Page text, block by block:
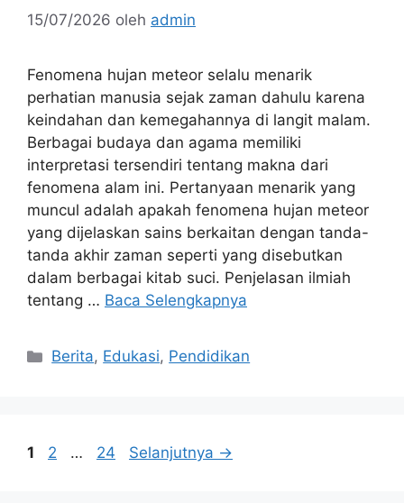
15/07/2026 oleh admin
Fenomena hujan meteor selalu menarik
perhatian manusia sejak zaman dahulu karena
keindahan dan kemegahannya di langit malam.
Berbagai budaya dan agama memiliki
interpretasi tersendiri tentang makna dari
fenomena alam ini. Pertanyaan menarik yang
muncul adalah apakah fenomena hujan meteor
yang dijelaskan sains berkaitan dengan tanda-
tanda akhir zaman seperti yang disebutkan
dalam berbagai kitab suci. Penjelasan ilmiah
tentang … Baca Selengkapnya
Kategori
Berita, Edukasi, Pendidikan
Halaman
1 Halaman
2 … Halaman
24 Selanjutnya →